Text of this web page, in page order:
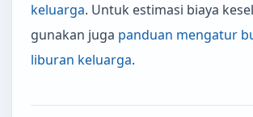
keluarga. Untuk estimasi biaya
gunakan juga panduan mengatur
liburan keluarga.